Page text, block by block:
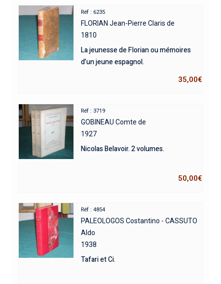
Réf : 6235
FLORIAN Jean-Pierre Claris de
1810
La jeunesse de Florian ou mémoires
d’un jeune espagnol.
35,00€
Réf : 3719
GOBINEAU Comte de
1927
Nicolas Belavoir. 2 volumes.
50,00€
Réf : 4854
PALEOLOGOS Costantino - CASSUTO
Aldo
1938
Tafari et Ci.